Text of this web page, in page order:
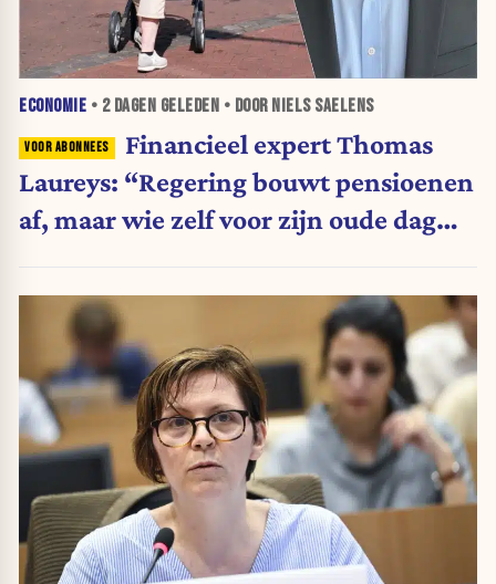
ECONOMIE • 2 DAGEN GELEDEN • DOOR NIELS SAELENS
Financieel expert Thomas
Laureys: “Regering bouwt pensioenen
af, maar wie zelf voor zijn oude dag